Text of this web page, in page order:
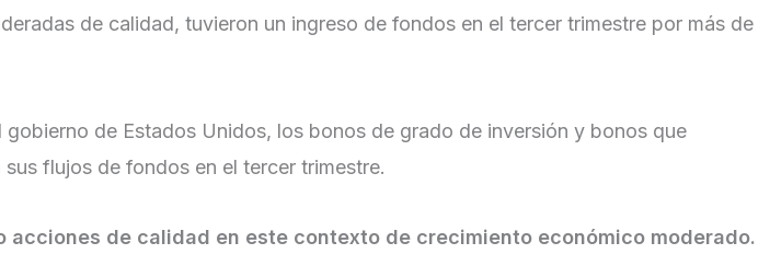
de calidad, tuvieron un ingreso de fondos en el tercer trimestre por más de
de Estados Unidos, los bonos de grado de inversión y bonos que
flujos de fondos en el tercer trimestre.
de calidad en este contexto de crecimiento económico moderado.